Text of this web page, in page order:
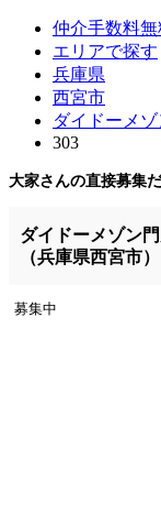
仲介手数料
エリアで探す
兵庫県
西宮市
ダイドーメ
303
大家さんの直接募集
ダイドーメゾン
（兵庫県西宮市）
募集中